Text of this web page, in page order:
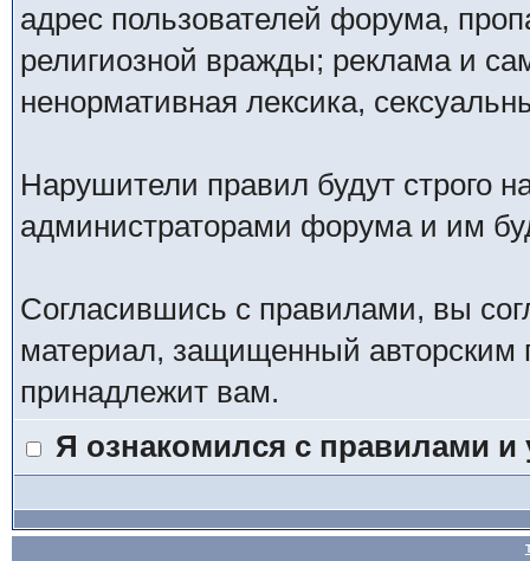
адрес пользователей форума,
религиозной вражды; реклама и
ненормативная лексика,
Нарушители правил будут строго
администраторами форума и им
Согласившись с правилами, вы
материал, защищенный авторским
принадлежит вам.
Я ознакомился с правилами